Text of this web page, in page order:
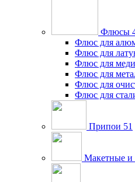
Флюсы
Флюс для
Флюс для
Флюс для меди
Флюс для
Флюс для
Флюс для
Припои 51
Макетные и